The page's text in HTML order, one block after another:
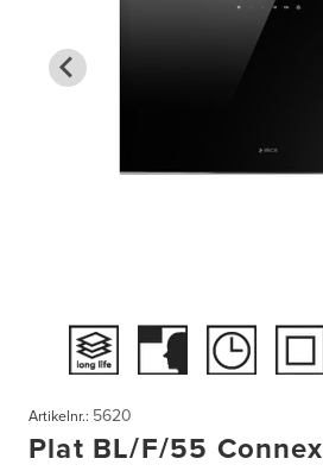
Artikelnr.: 5620
Plat BL/F/55 Connex